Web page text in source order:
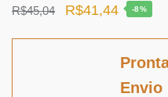
R$45,04
O
R$41,44O
atual
-8%
Envio